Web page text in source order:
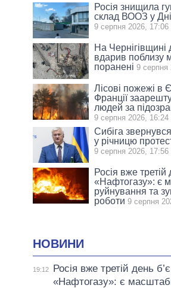
Росія знищила
склад ВООЗ у
9 серпня 2026, 17:06
На
вдарив поблизу
поранені 9 серпня
Лісові пожежі в
Франції
людей за
9 серпня 2026, 16:24
Сибіга
у річницю
9 серпня 2026, 17:56
Росія вже третій
«Нафтогазу»: є
руйнування та
роботи 9 серпня
НОВИНИ
19:12
Росія вже третій день
«Нафтогазу»: є